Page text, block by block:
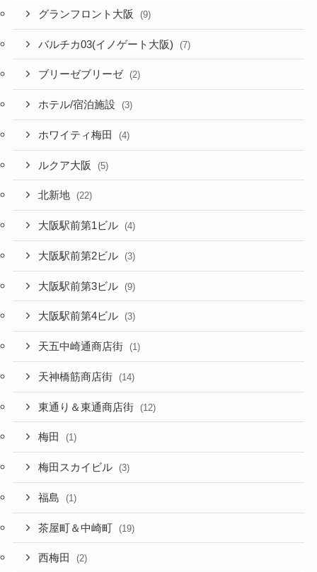
グランフロント大阪 (9)
バルチカ03(イノゲート大阪) (7)
ブリーゼブリーゼ (2)
ホテル/宿泊施設 (3)
ホワイティ梅田 (4)
ルクア大阪 (5)
北新地 (22)
大阪駅前第1ビル (4)
大阪駅前第2ビル (3)
大阪駅前第3ビル (9)
大阪駅前第4ビル (3)
天五中崎通商店街 (1)
天神橋筋商店街 (14)
東通り＆東通商店街 (12)
梅田 (1)
梅田スカイビル (3)
福島 (1)
茶屋町＆中崎町 (19)
西梅田 (2)